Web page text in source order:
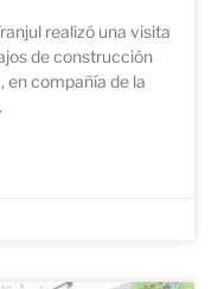
realizó una visita
de construcción
en compañía de la